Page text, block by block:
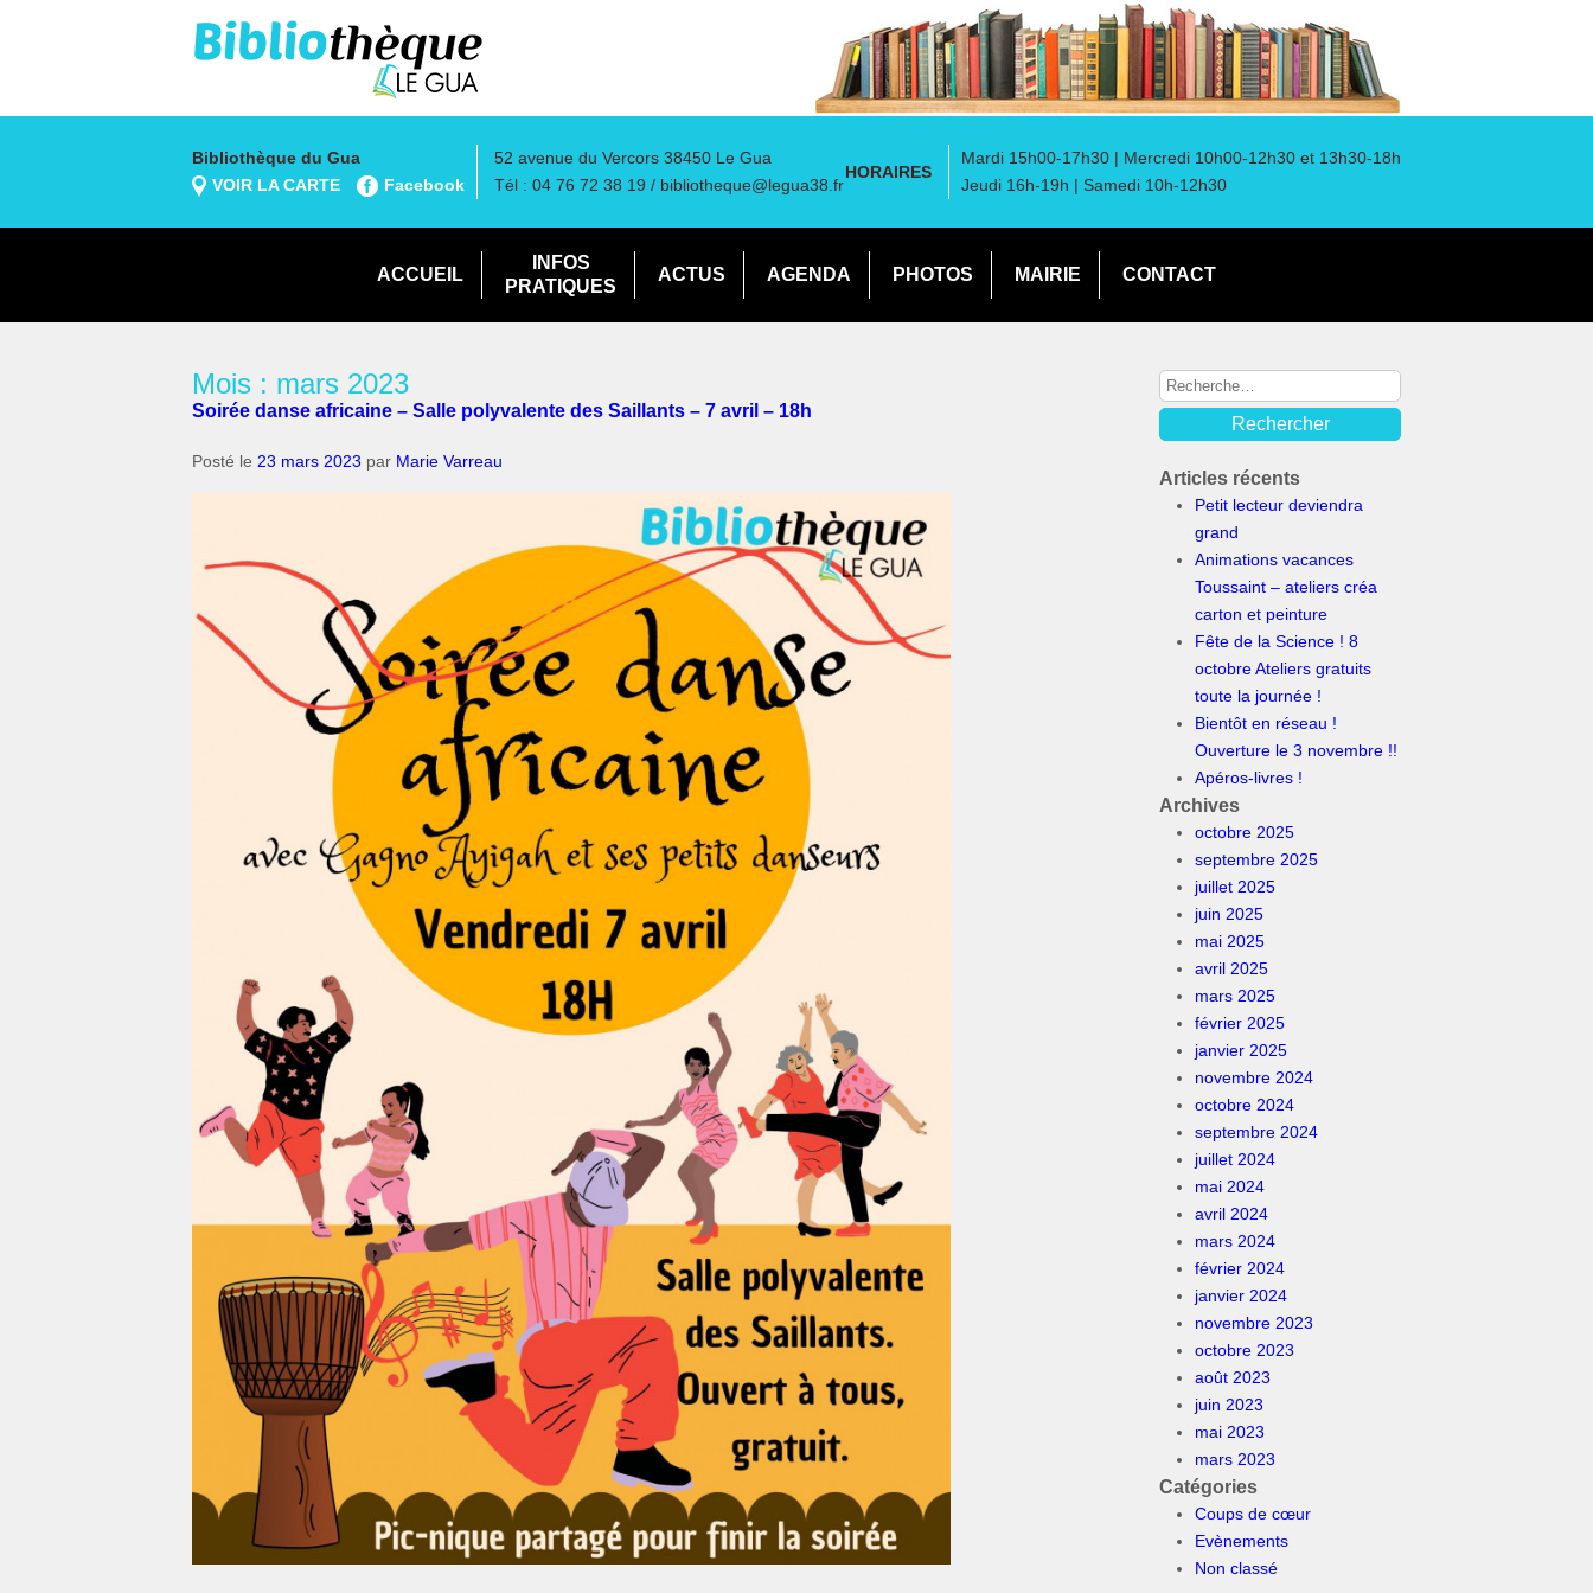
Bibliothèque du Gua
VOIR LA CARTE
Facebook
52 avenue du Vercors 38450 Le Gua
Tél : 04 76 72 38 19 / bibliotheque@legua38.fr
HORAIRES
Mardi 15h00-17h30 | Mercredi 10h00-12h30 et 13h30-18h
Jeudi 16h-19h | Samedi 10h-12h30
ACCUEIL
INFOS
PRATIQUES
ACTUS AGENDA PHOTOS MAIRIE CONTACT
Mois : mars 2023
Soirée danse africaine – Salle polyvalente des Saillants – 7 avril – 18h
Posté le 23 mars 2023 par Marie Varreau
Articles récents
Petit lecteur deviendra
grand
Animations vacances
Toussaint – ateliers créa
carton et peinture
Fête de la Science ! 8
octobre Ateliers gratuits
toute la journée !
Bientôt en réseau !
Ouverture le 3 novembre !!
Apéros-livres !
Archives
octobre 2025
septembre 2025
juillet 2025
juin 2025
mai 2025
avril 2025
mars 2025
février 2025
janvier 2025
novembre 2024
octobre 2024
septembre 2024
juillet 2024
mai 2024
avril 2024
mars 2024
février 2024
janvier 2024
novembre 2023
octobre 2023
août 2023
juin 2023
mai 2023
mars 2023
Catégories
Coups de cœur
Evènements
Non classé